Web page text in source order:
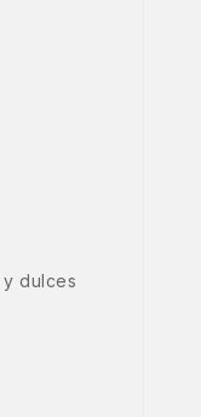
dulces